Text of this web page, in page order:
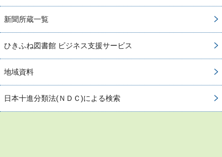
新聞所蔵一覧
ひきふね図書館 ビジネス支援サービス
地域資料
日本十進分類法(ＮＤＣ)による検索